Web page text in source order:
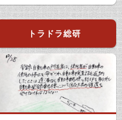
え、ホッと...
トラドラ総研